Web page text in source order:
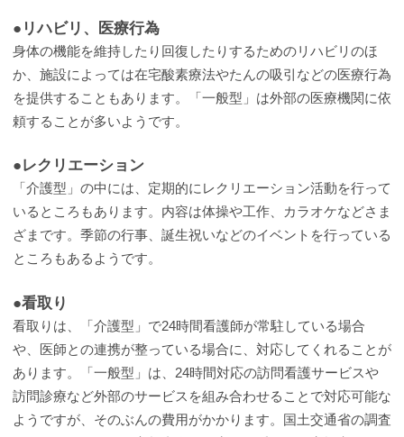
●リハビリ、医療行為
身体の機能を維持したり回復したりするためのリハビリのほ
か、施設によっては在宅酸素療法やたんの吸引などの医療行為
を提供することもあります。「一般型」は外部の医療機関に依
頼することが多いようです。
●レクリエーション
「介護型」の中には、定期的にレクリエーション活動を行って
いるところもあります。内容は体操や工作、カラオケなどさま
ざまです。季節の行事、誕生祝いなどのイベントを行っている
ところもあるようです。
●看取り
看取りは、「介護型」で24時間看護師が常駐している場合
や、医師との連携が整っている場合に、対応してくれることが
あります。「一般型」は、24時間対応の訪問看護サービスや
訪問診療など外部のサービスを組み合わせることで対応可能な
ようですが、そのぶんの費用がかかります。国土交通省の調査